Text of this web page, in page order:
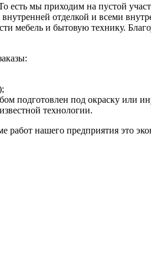
есть мы приходим на пустой
отделкой и всеми
мебель и бытовую технику.
подготовлен под окраску
технологии.
работ нашего предприятия это